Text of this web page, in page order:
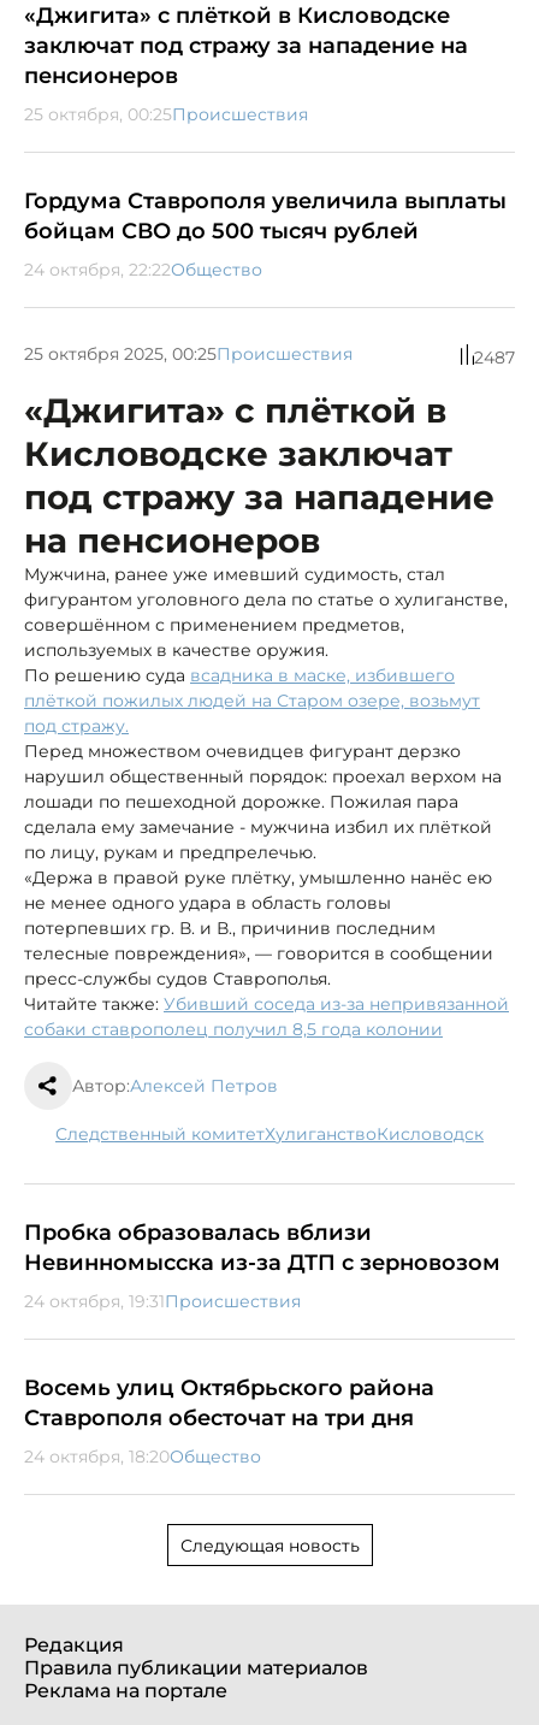
«Джигита» с плёткой в Кисловодске
заключат под стражу за нападение на
пенсионеров
25 октября, 00:25Происшествия
Гордума Ставрополя увеличила выплаты
бойцам СВО до 500 тысяч рублей
24 октября, 22:22Общество
25 октября 2025, 00:25Происшествия 2487
«Джигита» с плёткой в
Кисловодске заключат
под стражу за нападение
на пенсионеров
Мужчина, ранее уже имевший судимость, стал
фигурантом уголовного дела по статье о хулиганстве,
совершённом с применением предметов,
используемых в качестве оружия.
По решению суда всадника в маске, избившего
плёткой пожилых людей на Старом озере, возьмут
под стражу.
Перед множеством очевидцев фигурант дерзко
нарушил общественный порядок: проехал верхом на
лошади по пешеходной дорожке. Пожилая пара
сделала ему замечание - мужчина избил их плёткой
по лицу, рукам и предпрелечью.
«Держа в правой руке плётку, умышленно нанёс ею
не менее одного удара в область головы
потерпевших гр. В. и В., причинив последним
телесные повреждения», — говорится в сообщении
пресс-службы судов Ставрополья.
Читайте также: Убивший соседа из-за непривязанной
собаки ставрополец получил 8,5 года колонии
Автор:Алексей Петров
следственный комитет хулиганство Кисловодск
Пробка образовалась вблизи
Невинномысска из-за ДТП с зерновозом
24 октября, 19:31Происшествия
Восемь улиц Октябрьского района
Ставрополя обесточат на три дня
24 октября, 18:20Общество
Следующая новость
Редакция
Правила публикации материалов
Реклама на портале